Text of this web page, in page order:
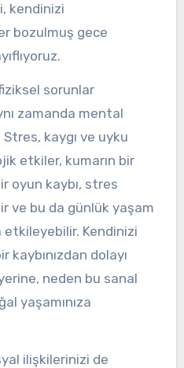
kendinizi
bozulmuş gece
sorunlar
zamanda mental
kaygı ve uyku
etkiler, kumarın bir
oyun kaybı, stres
ve bu da günlük yaşam
Kendinizi
dolayı
yerine, neden bu sanal
yaşamınıza
ilişkilerinizi de